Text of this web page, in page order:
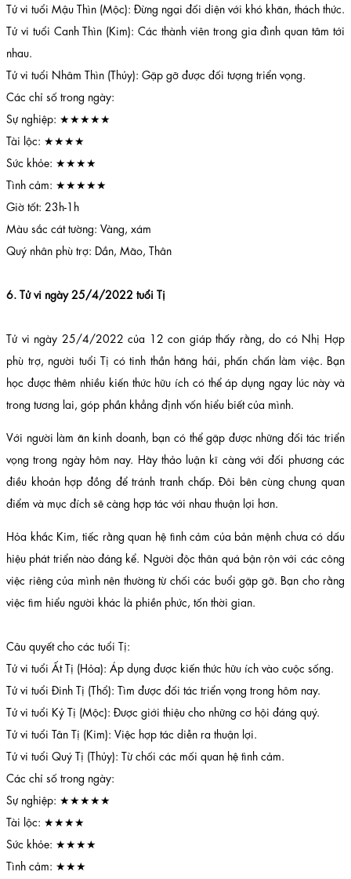
Tử vi tuổi Mậu Thìn (Mộc): Đừng ngại đối diện với khó khăn, thách thức.
Tử vi tuổi Canh Thìn (Kim): Các thành viên trong gia đình quan tâm tới
nhau.
Tử vi tuổi Nhâm Thìn (Thủy): Gặp gỡ được đối tượng triển vọng.
Các chỉ số trong ngày:
Sự nghiệp: ★★★★★
Tài lộc: ★★★★
Sức khỏe: ★★★★
Tình cảm: ★★★★★
Giờ tốt: 23h-1h
Màu sắc cát tường: Vàng, xám
Quý nhân phù trợ: Dần, Mão, Thân
6. Tử vi ngày 25/4/2022 tuổi Tị
Tử vi ngày 25/4/2022 của 12 con giáp thấy rằng, do có Nhị Hợp
phù trợ, người tuổi Tị có tinh thần hăng hái, phấn chấn làm việc. Bạn
học được thêm nhiều kiến thức hữu ích có thể áp dụng ngay lúc này và
trong tương lai, góp phần khẳng định vốn hiểu biết của mình.
Với người làm ăn kinh doanh, bạn có thể gặp được những đối tác triển
vọng trong ngày hôm nay. Hãy thảo luận kĩ càng với đối phương các
điều khoản hợp đồng để tránh tranh chấp. Đôi bên cùng chung quan
điểm và mục đích sẽ càng hợp tác với nhau thuận lợi hơn.
Hỏa khắc Kim, tiếc rằng quan hệ tình cảm của bản mệnh chưa có dấu
hiệu phát triển nào đáng kể. Người độc thân quá bận rộn với các công
việc riêng của mình nên thường từ chối các buổi gặp gỡ. Bạn cho rằng
việc tìm hiểu người khác là phiền phức, tốn thời gian.
Câu quyết cho các tuổi Tị:
Tử vi tuổi Ất Tị (Hỏa): Áp dụng được kiến thức hữu ích vào cuộc sống.
Tử vi tuổi Đinh Tị (Thổ): Tìm được đối tác triển vọng trong hôm nay.
Tử vi tuổi Kỷ Tị (Mộc): Được giới thiệu cho những cơ hội đáng quý.
Tử vi tuổi Tân Tị (Kim): Việc hợp tác diễn ra thuận lợi.
Tử vi tuổi Quý Tị (Thủy): Từ chối các mối quan hệ tình cảm.
Các chỉ số trong ngày:
Sự nghiệp: ★★★★★
Tài lộc: ★★★★
Sức khỏe: ★★★★
Tình cảm: ★★★